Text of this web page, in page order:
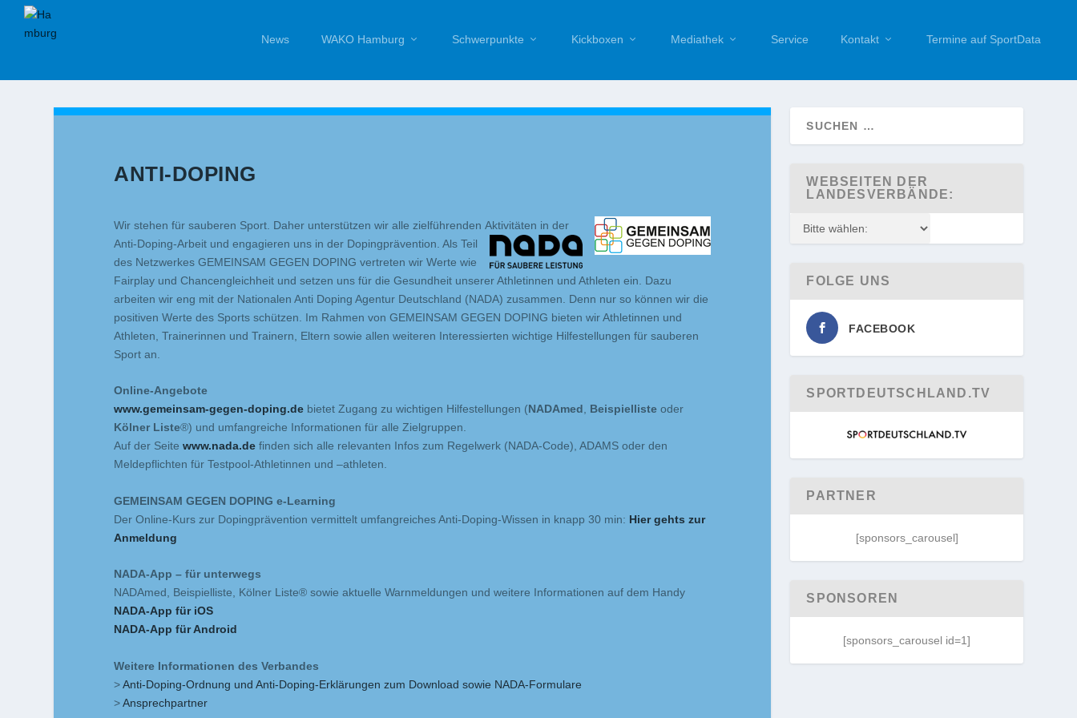
News WAKO Hamburg Schwerpunkte Kickboxen Mediathek Service Kontakt Termine auf SportData
ANTI-DOPING
Wir stehen für sauberen Sport. Daher unterstützen wir alle zielführendenAktivitäten in der
Anti-Doping-Arbeit und engagieren uns in der Dopingprävention. Als Teil
des Netzwerkes GEMEINSAM GEGEN DOPING vertreten wir Werte wie
Fairplay und Chancengleichheit und setzen uns für die Gesundheit unserer Athletinnen und Athleten ein. Dazu
arbeiten wir eng mit der Nationalen Anti Doping Agentur Deutschland (NADA) zusammen. Denn nur so können wir die
positiven Werte des Sports schützen. Im Rahmen von GEMEINSAM GEGEN DOPING bieten wir Athletinnen und
Athleten, Trainerinnen und Trainern, Eltern sowie allen weiteren Interessierten wichtige Hilfestellungen für sauberen
Sport an.
Online-Angebote
www.gemeinsam-gegen-doping.de bietet Zugang zu wichtigen Hilfestellungen (NADAmed, Beispielliste oder
Kölner Liste®) und umfangreiche Informationen für alle Zielgruppen.
Auf der Seitewww.nada.de finden sich alle relevanten Infos zum Regelwerk (NADA-Code), ADAMS oder den
Meldepflichten für Testpool-Athletinnen und –athleten.
GEMEINSAM GEGEN DOPING e-Learning
Der Online-Kurs zur Dopingprävention vermittelt umfangreiches Anti-Doping-Wissen in knapp 30 min: Hier gehts zur
Anmeldung
NADA-App – für unterwegs
NADAmed, Beispielliste, Kölner Liste® sowie aktuelle Warnmeldungen und weitere Informationen auf dem Handy
NADA-App für iOS
NADA-App für Android
Weitere Informationen des Verbandes
>Anti-Doping-Ordnung und Anti-Doping-Erklärungen zum Download sowie NADA-Formulare
>Ansprechpartner
WEBSEITEN DER
LANDESVERBÄNDE:
FOLGE UNS
FACEBOOK
SPORTDEUTSCHLAND.TV
PARTNER
[sponsors_carousel]
SPONSOREN
[sponsors_carousel id=1]